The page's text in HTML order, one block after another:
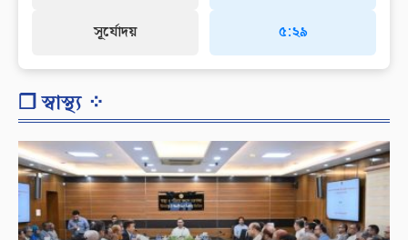
সূর্যোদয়
৫:২৯
❐ স্বাস্থ্য ⁘